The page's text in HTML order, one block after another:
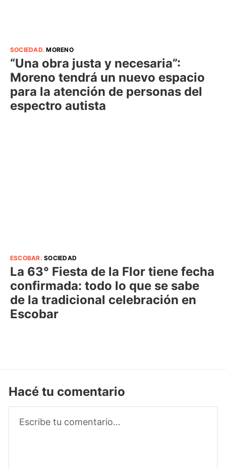
SOCIEDAD.MORENO
“Una obra justa y necesaria”:
Moreno tendrá un nuevo espacio
para la atención de personas del
espectro autista
ESCOBAR.SOCIEDAD
La 63° Fiesta de la Flor tiene fecha
confirmada: todo lo que se sabe
de la tradicional celebración en
Escobar
Hacé tu comentario